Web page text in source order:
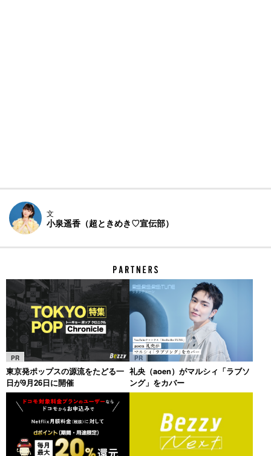
文
小泉遥香（超ときめき♡宣伝部）
PR
東京発ポップスの源流をたどる一
日が9月26日に開催
PR
礼央（aoen）がマルシィ「ラブソ
ング」をカバー